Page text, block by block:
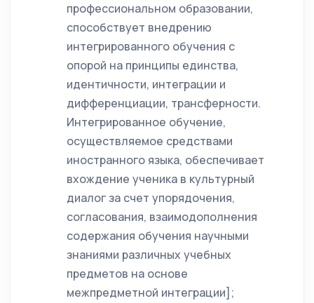
профессиональном образовании,
способствует внедрению
интегрированного обучения с
опорой на принципы единства,
идентичности, интеграции и
дифференциации, трансферности.
Интегрированное обучение,
осуществляемое средствами
иностранного языка, обеспечивает
вхождение ученика в культурный
диалог за счет упорядочения,
согласования, взаимодополнения
содержания обучения научными
знаниями различных учебных
предметов на основе
межпредметной интеграции];